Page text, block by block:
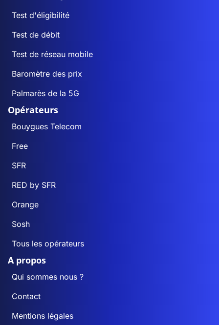
Test d'éligibilité
Test de débit
Test de réseau mobile
Baromètre des prix
Palmarès de la 5G
Opérateurs
Bouygues Telecom
Free
SFR
RED by SFR
Orange
Sosh
Tous les opérateurs
A propos
Qui sommes nous ?
Contact
Mentions légales